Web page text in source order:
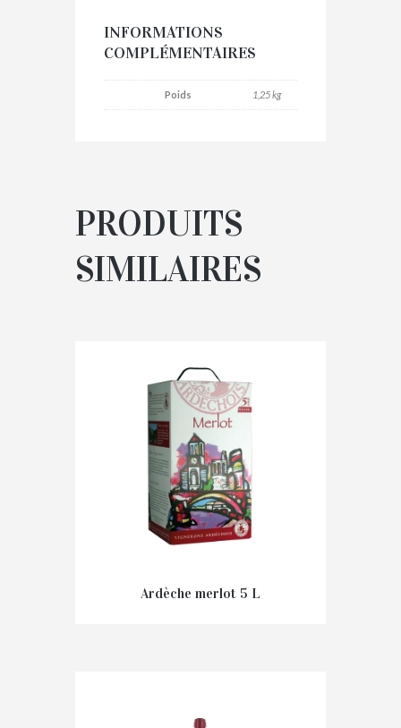
INFORMATIONS
COMPLÉMENTAIRES
Poids 1,25 kg
PRODUITS
SIMILAIRES
Ardèche merlot 5 L